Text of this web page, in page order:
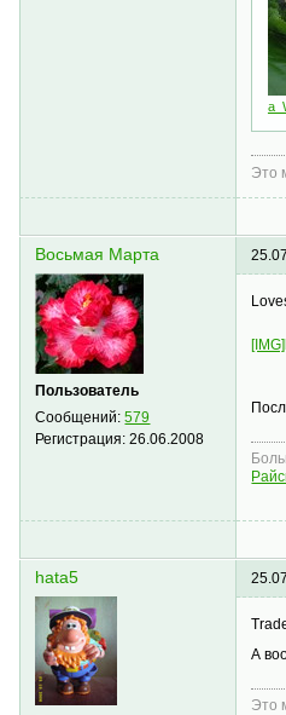
Это
Восьмая Марта
Пользователь
Сообщений:579
Регистрация:26.06.2008
hata5
А
Это